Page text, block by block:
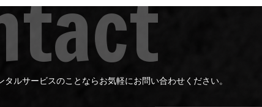
）・映像出力はHDMIx3系統、
系統、USB-C1系統の合計7系統 ・
に応じて選べる出力モード
、SUB PROGRAM、
VIEW、16 STILL-VIEW）・高品
ルサービスのことならお気軽にお問い合わせください。